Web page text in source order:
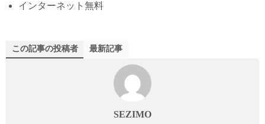
インターネット無料
この記事の投稿者 最新記事
SEZIMO